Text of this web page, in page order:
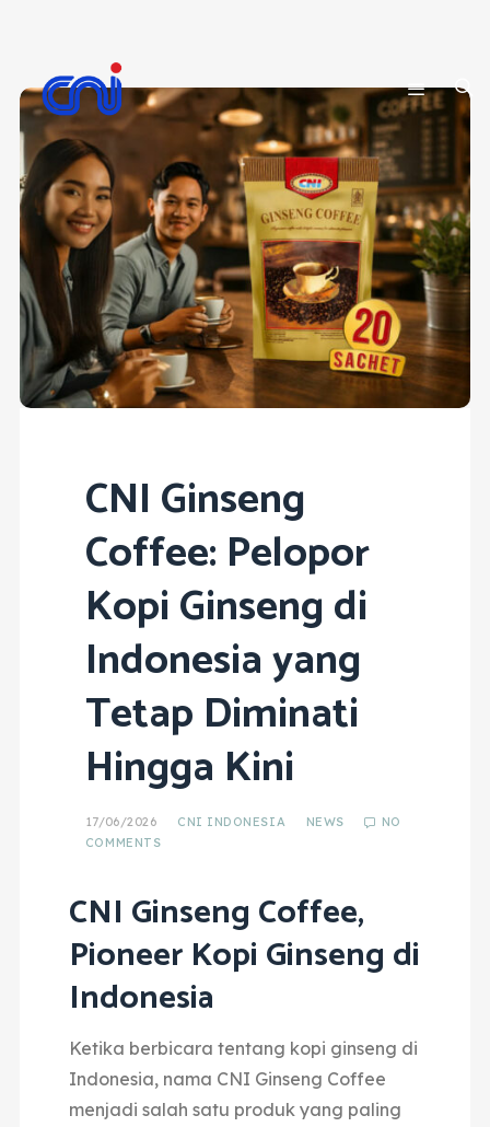
CNI Ginseng
Coffee: Pelopor
Kopi Ginseng di
Indonesia yang
Tetap Diminati
Hingga Kini
17/06/2026 CNI INDONESIA NEWS
NO
COMMENTS
CNI Ginseng Coffee,
Pioneer Kopi Ginseng di
Indonesia
Ketika berbicara tentang kopi ginseng di
Indonesia, nama CNI Ginseng Coffee
menjadi salah satu produk yang paling